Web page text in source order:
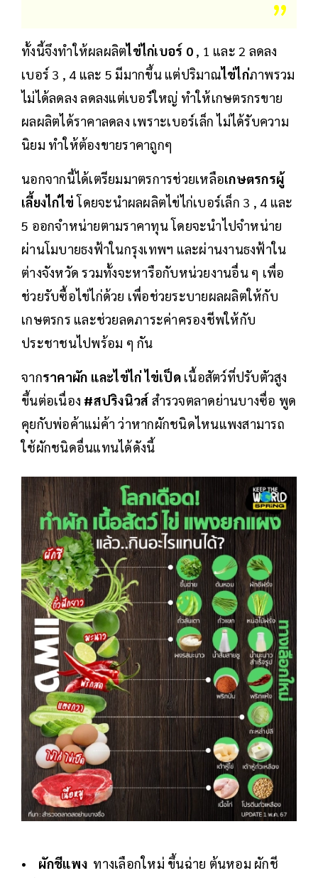
ทั้งนี้จึงทำให้ผลผลิตไข่ไก่เบอร์ 0, 1 และ 2 ลดลง
เบอร์ 3 , 4 และ 5 มีมากขึ้น แต่ปริมาณไข่ไก่ภาพรวม
ไม่ได้ลดลง ลดลงแต่เบอร์ใหญ่ ทำให้เกษตรกรขาย
ผลผลิตได้ราคาลดลง เพราะเบอร์เล็ก ไม่ได้รับความ
นิยม ทำให้ต้องขายราคาถูกๆ
นอกจากนี้ได้เตรียมมาตรการช่วยเหลือเกษตรกรผู้
เลี้ยงไก่ไข่โดยจะนำผลผลิตไข่ไก่เบอร์เล็ก 3 , 4 และ
5 ออกจำหน่ายตามราคาทุน โดยจะนำไปจำหน่าย
ผ่านโมบายธงฟ้าในกรุงเทพฯ และผ่านงานธงฟ้าใน
ต่างจังหวัด รวมทั้งจะหารือกับหน่วยงานอื่น ๆ เพื่อ
ช่วยรับซื้อไข่ไก่ด้วย เพื่อช่วยระบายผลผลิตให้กับ
เกษตรกร และช่วยลดภาระค่าครองชีพให้กับ
ประชาชนไปพร้อม ๆ กัน
จากราคาผัก และไข่ไก่ ไข่เป็ด เนื้อสัตว์ที่ปรับตัวสูง
ขึ้นต่อเนื่อง #สปริงนิวส์ สำรวจตลาดย่านบางซื่อ พูด
คุยกับพ่อค้าแม่ค้า ว่าหากผักชนิดไหนแพงสามารถ
ใช้ผักชนิดอื่นแทนได้ดังนี้
• ผักชีแพง ทางเลือกใหม่ ขึ้นฉ่าย ต้นหอม ผักชี